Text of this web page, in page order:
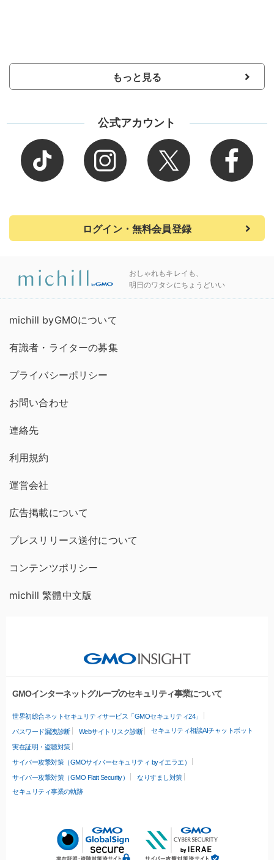
もっと見る
公式アカウント
ログイン・無料会員登録
おしゃれもキレイも、
明日のワタシにちょうどいい
michill byGMOについて
有識者・ライターの募集
プライバシーポリシー
お問い合わせ
連絡先
利用規約
運営会社
広告掲載について
プレスリリース送付について
コンテンツポリシー
michill 繁體中文版
GMOインターネットグループのセキュリティ事業について
世界初総合ネットセキュリティサービス「GMOセキュリティ24」
パスワード漏洩診断 Webサイトリスク診断 セキュリティ相談AIチャットボット
実在証明・盗聴対策
サイバー攻撃対策（GMOサイバーセキュリティ byイエラエ）
サイバー攻撃対策（GMO Flatt Security）
なりすまし対策
セキュリティ事業の軌跡